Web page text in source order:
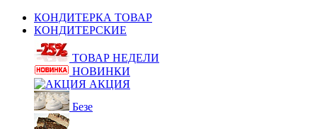
КОНДИТЕРКА ТОВАР
КОНДИТЕРСКИЕ
ТОВАР НЕДЕЛИ
НОВИНКИ
АКЦИЯ
Безе